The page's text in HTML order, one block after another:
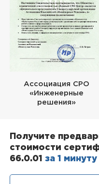
Ассоциация СРО
«Инженерные
решения»
Получите
стоимости
66.0.01 за 1 минуту